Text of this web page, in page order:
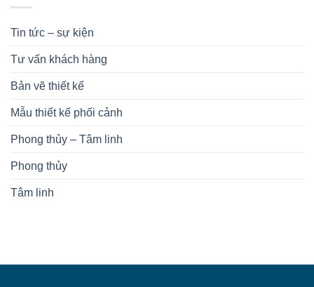
Tin tức – sự kiện
Tư vấn khách hàng
Bản vẽ thiết kế
Mẫu thiết kế phối cảnh
Phong thủy – Tâm linh
Phong thủy
Tâm linh